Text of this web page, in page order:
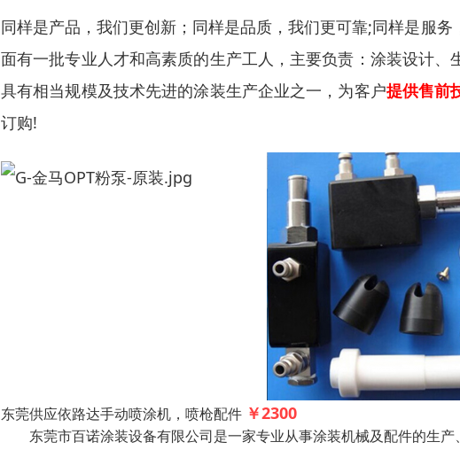
同样是产品，我们更创新；同样是品质，我们更可靠;同样是服务
面有一批专业人才和高素质的生产工人 ，主要负责：涂装设计、
具有相当规模及技术先进的涂装生产企业之一 ，为客户提供售前
订购!
东莞供应依路达手动喷涂机，喷枪配件 ￥2300
东莞市百诺涂装设备有限公司是一家专业从事涂装机械及配件的生产